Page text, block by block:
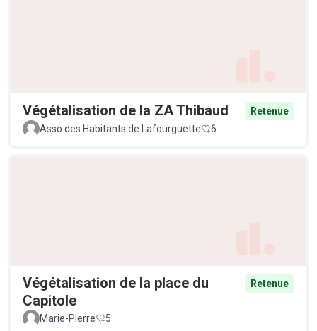
Végétalisation de la ZA Thibaud
Retenue
Asso des Habitants de Lafourguette
6
Végétalisation de la place du
Capitole
Retenue
Marie-Pierre 5